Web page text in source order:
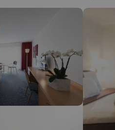
ningún resultado que coincida
buscador ha perdido el norte.